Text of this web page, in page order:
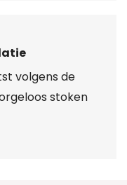
volgens de
stoken